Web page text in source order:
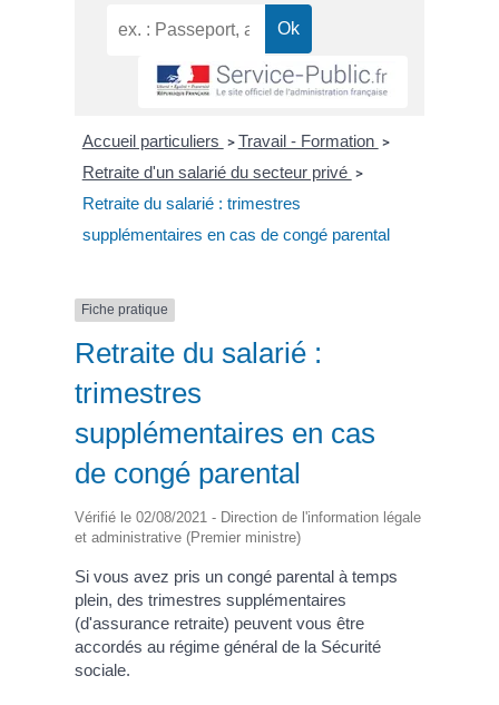
Accueil particuliers > Travail - Formation >
Retraite d'un salarié du secteur privé >
Retraite du salarié : trimestres
supplémentaires en cas de congé parental
Fiche pratique
Retraite du salarié :
trimestres
supplémentaires en cas
de congé parental
Vérifié le 02/08/2021 - Direction de l'information légale
et administrative (Premier ministre)
Si vous avez pris un congé parental à temps
plein, des trimestres supplémentaires
(d'assurance retraite) peuvent vous être
accordés au régime général de la Sécurité
sociale.